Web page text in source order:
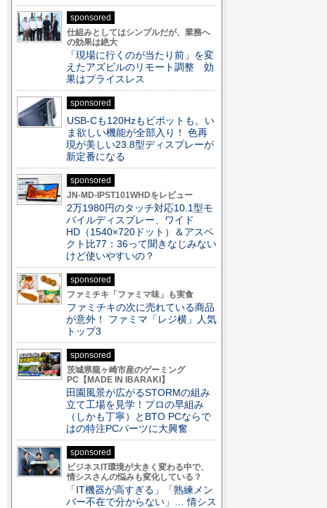
sponsored
仕組みとしてはシンプルだが、業務へ
の効果は絶大
「現場に行くのが当たり前」を変
えたアズビルのリモート調整 効
果はプライスレス
sponsored
USB-Cも120Hzもピボットも。い
ま欲しい機能が全部入り！ 色再
現が美しい23.8型ディスプレーが
新定番になる
sponsored
JN-MD-IPST101WHDをレビュー
2万1980円のタッチ対応10.1型モ
バイルディスプレー、ワイド
HD（1540×720ドット）＆アスペ
クト比77：36って聞きなじみない
けど使いやすいの？
sponsored
ファミチキ「ファミマ味」も実食
ファミチキの次に売れている商品
が意外！ ファミマ「レジ横」人気
トップ3
sponsored
茨城県龍ヶ崎市産のゲーミング
PC【MADE IN IBARAKI】
田園風景が広がるSTORMの組み
立て工場を見学！プロの早組み
（しかも丁寧）とBTO PCならで
はの特注PCパーツに大興奮
sponsored
ビジネスIT環境が大きく変わる中で、
情シスさんの悩みも変化している？
「IT機器が高すぎる」「熟練メン
バー不在で分からない」… 情シス